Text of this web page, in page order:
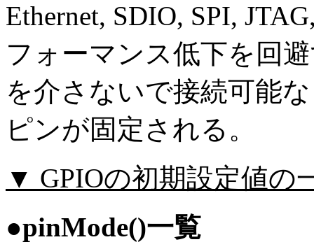
Ethernet, SDIO, SPI,
フォーマンス低下を回
を介さないで接続可能
ピンが固定される。
▼ GPIOの初期設定値の
●pinMode()一覧